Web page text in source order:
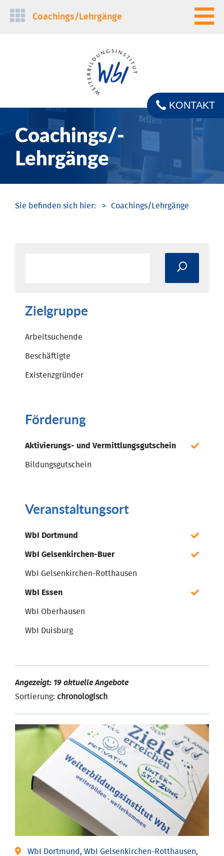
Navigation
Coachings/­Lehrgänge
Coachings/­
Lehrgänge
KONTAKT
Coachings/­Lehrgänge
Zielgruppe
Arbeitsuchende
Beschäftigte
Existenzgründer
Förderung
Aktivierungs- und Vermittlungsgutschein
Bildungsgutschein
Veranstaltungsort
WbI Dortmund
WbI Gelsenkirchen-Buer
WbI Gelsenkirchen-Rotthausen
WbI Essen
WbI Oberhausen
WbI Duisburg
Angezeigt: 19 aktuelle Angebote
Sortierung: chronologisch
WbI Dortmund, WbI Gelsenkirchen-Rotthausen,